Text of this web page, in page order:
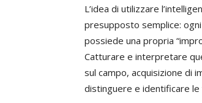
L’idea di utilizzare
presupposto semplice:
possiede una propria
Catturare e interpretare
sul campo, acquisizione di
distinguere e identificare le